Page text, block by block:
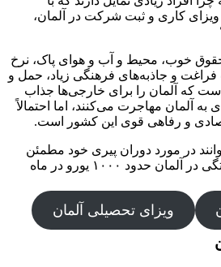
کاری و ثبت شرکت در آلمان،
خوب، محیط و آب و هوای پاک، نرخ
فراغت و جاذبه‌های فرهنگی زیاد، حمل و
که آلمان را برای خارجی‌ها جذاب
به آلمان مهاجرت می‌کنند، اما احتمالاً
و رفاهی قوی این کشور است.
در مورد دوران پیری خود مطمئن
باشند، زیرا حقوق بازنشستگی در آلمان حدود ۱۰۰۰ یورو در ماه
ویزای تحصیلی آلمان